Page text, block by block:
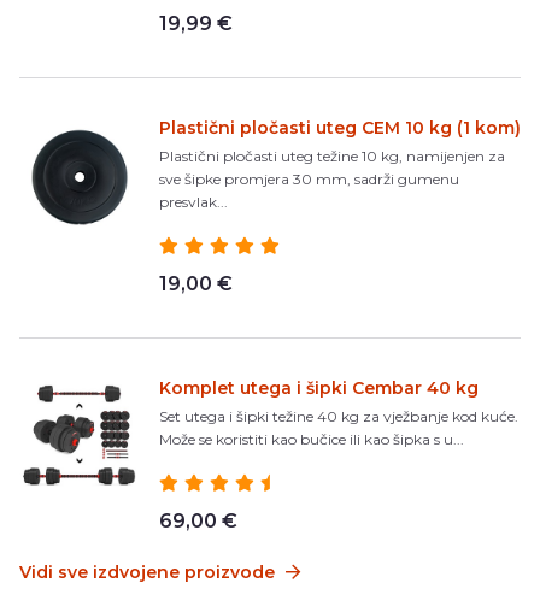
19,99 €
Plastični pločasti uteg CEM 10 kg (1 kom)
Plastični pločasti uteg težine 10 kg, namijenjen za
sve šipke promjera 30 mm, sadrži gumenu
presvlak...
19,00 €
Komplet utega i šipki Cembar 40 kg
Set utega i šipki težine 40 kg za vježbanje kod kuće.
Može se koristiti kao bučice ili kao šipka s u...
69,00 €
Vidi sve izdvojene proizvode